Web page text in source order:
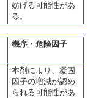
妨げる可能性があ
る。
機序・危険因子
本剤により、凝固
因子の増減が認め
られる可能性があ